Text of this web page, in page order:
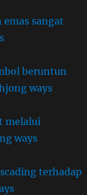
sangat
beruntun
ways
melalui
ways
terhadap